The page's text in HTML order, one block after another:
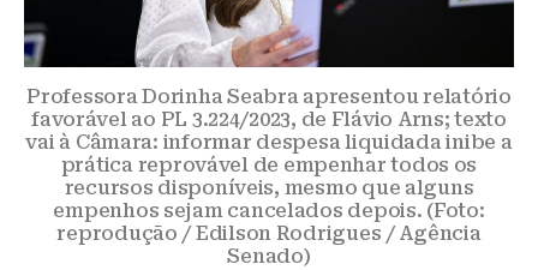
Professora Dorinha Seabra apresentou relatório
favorável ao PL 3.224/2023, de Flávio Arns; texto
vai à Câmara: informar despesa liquidada inibe a
prática reprovável de empenhar todos os
recursos disponíveis, mesmo que alguns
empenhos sejam cancelados depois. (Foto:
reprodução / Edilson Rodrigues / Agência
Senado)